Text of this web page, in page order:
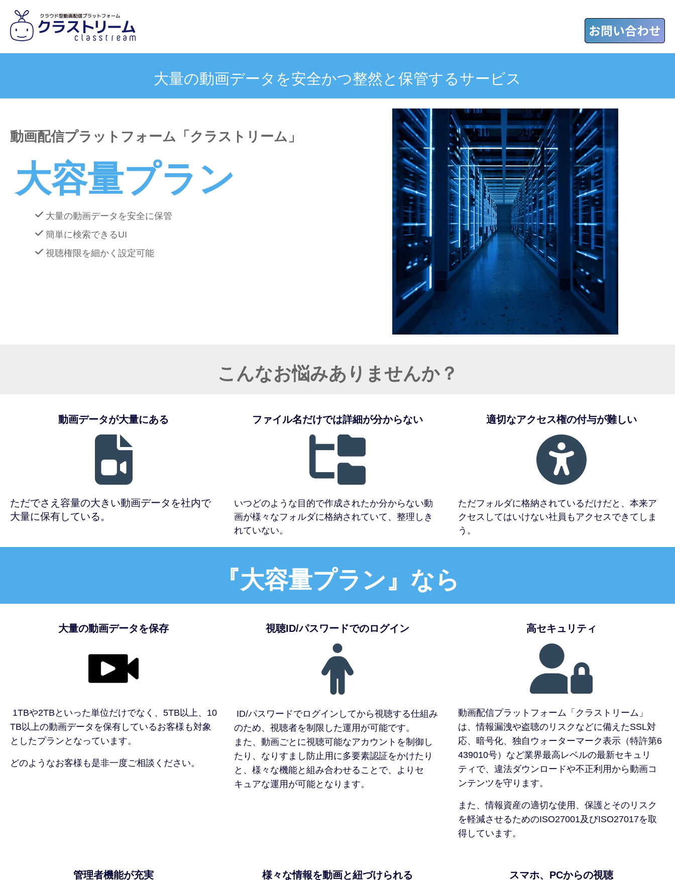
大量の動画データを安全かつ整然と保管するサービス
動画配信プラットフォーム「クラストリーム」
大容量プラン
大量の動画データを安全に保管
簡単に検索できるUI
視聴権限を細かく設定可能
こんなお悩みありませんか？
動画データが大量にある
ただでさえ容量の大きい動画データを社内で
大量に保有している。
ファイル名だけでは詳細が分からない
いつどのような目的で作成されたか分からない動
画が様々なフォルダに格納されていて、整理しき
れていない。
適切なアクセス権の付与が難しい
ただフォルダに格納されているだけだと、本来ア
クセスしてはいけない社員もアクセスできてしま
う。
『大容量プラン』なら
大量の動画データを保存
1TBや2TBといった単位だけでなく、5TB以上、10
TB以上の動画データを保有しているお客様も対象
としたプランとなっています。
どのようなお客様も是非一度ご相談ください。
視聴ID/パスワードでのログイン
ID/パスワードでログインしてから視聴する仕組み
のため、視聴者を制限した運用が可能です。
また、動画ごとに視聴可能なアカウントを制御し
たり、なりすまし防止用に多要素認証をかけたり
と、様々な機能と組み合わせることで、よりセ
キュアな運用が可能となります。
高セキュリティ
動画配信プラットフォーム「クラストリーム」
は、情報漏洩や盗聴のリスクなどに備えたSSL対
応、暗号化、独自ウォーターマーク表示（特許第6
439010号）など業界最高レベルの最新セキュリ
ティで、違法ダウンロードや不正利用から動画コ
ンテンツを守ります。
また、情報資産の適切な使用、保護とそのリスク
を軽減させるためのISO27001及びISO27017を取
得しています。
管理者機能が充実 様々な情報を動画と紐づけられる スマホ、PCからの視聴